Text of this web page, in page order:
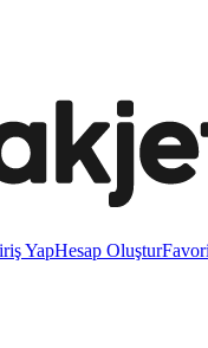
YapHesap Oluştur